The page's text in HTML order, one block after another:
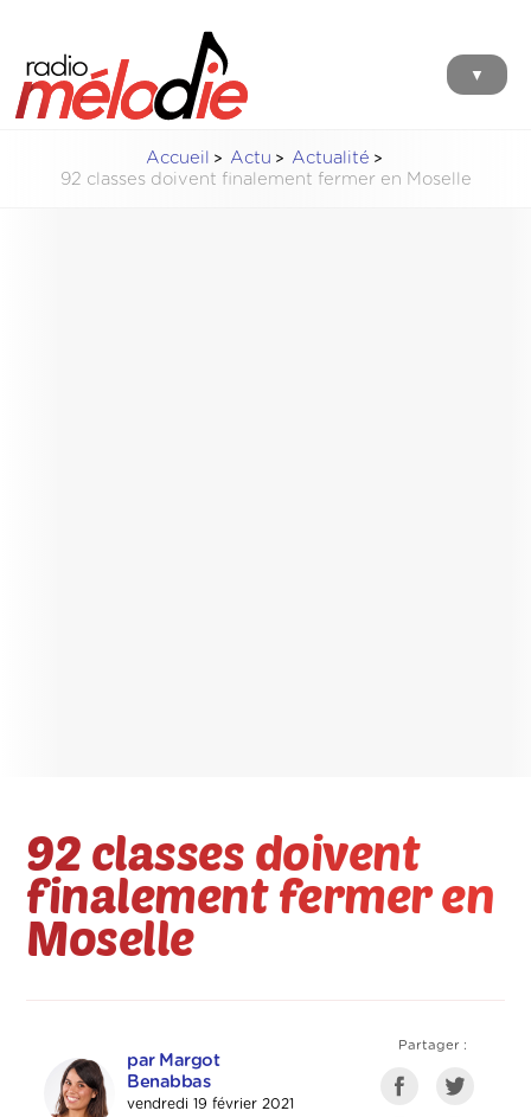
▼
Accueil Actu
Actualité
92 classes doivent finalement fermer en Moselle
92 classes doivent
finalement fermer en
Moselle
par Margot
Benabbas
vendredi 19 février 2021
Partager :